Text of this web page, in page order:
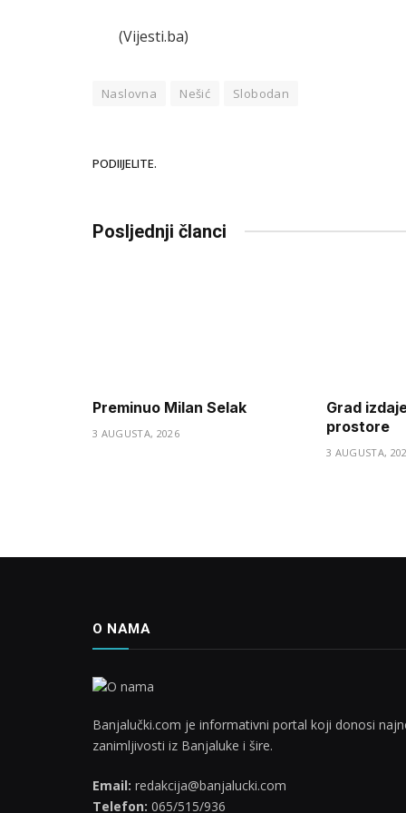
(Vijesti.ba)
Naslovna Nešić Slobodan
PODIIJELITE.
Posljednji članci
Preminuo Milan Selak
3 AUGUSTA, 2026
Grad
prostore
3 AUGUSTA,
O NAMA
Banjalučki.com je informativni portal koji donosi
zanimljivosti iz Banjaluke i šire.
Email: redakcija@banjalucki.com
Telefon: 065/515/936